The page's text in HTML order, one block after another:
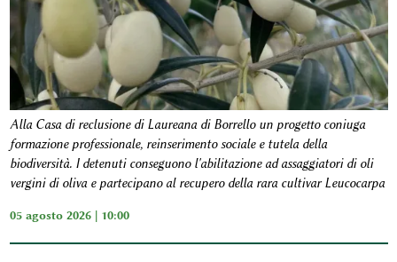
Alla Casa di reclusione di Laureana di Borrello un progetto coniuga
formazione professionale, reinserimento sociale e tutela della
biodiversità. I detenuti conseguono l'abilitazione ad assaggiatori di oli
vergini di oliva e partecipano al recupero della rara cultivar Leucocarpa
05 agosto 2026 | 10:00